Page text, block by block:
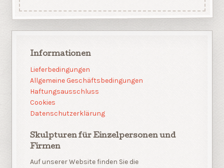
Informationen
Lieferbedingungen
Allgemeine Geschäftsbedingungen
Haftungsausschluss
Cookies
Datenschutzerklärung
Skulpturen für Einzelpersonen und
Firmen
Auf unserer Website finden Sie die